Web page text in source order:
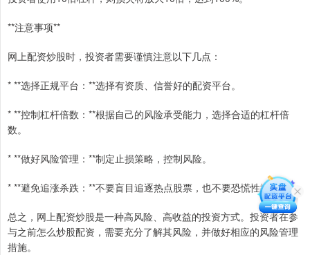
**注意事项**
网上配资炒股时，投资者需要谨慎注意以下几点：
* **选择正规平台：**选择有资质、信誉好的配资平台。
* **控制杠杆倍数：**根据自己的风险承受能力，选择合适的杠杆倍
数。
* **做好风险管理：**制定止损策略，控制风险。
* **避免追涨杀跌：**不要盲目追逐热点股票，也不要恐慌性抛售。
总之，网上配资炒股是一种高风险、高收益的投资方式。投资者在参
与之前怎么炒股配资，需要充分了解其风险，并做好相应的风险管理
措施。